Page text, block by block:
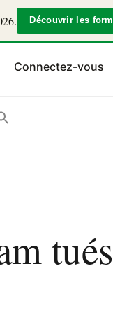
Découvrir les
Connectez-vous